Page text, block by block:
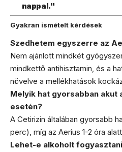
nappal."
Gyakran ismételt kérdések
Szedhetem egyszerre az
Nem ajánlott mindkét
mindkettő antihisztamin, és a
növelve a mellékhatások
Melyik hat gyorsabban akut
esetén?
A Cetirizin általában gyorsabb
perc), míg az Aerius 1-2 óra
Lehet-e alkoholt